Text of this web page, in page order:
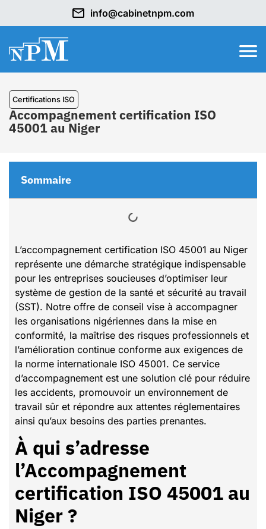
info@cabinetnpm.com
Certifications ISO
Accompagnement certification ISO
45001 au Niger
L’accompagnement certification ISO 45001 au Niger
représente une démarche stratégique indispensable
pour les entreprises soucieuses d’optimiser leur
système de gestion de la santé et sécurité au travail
(SST). Notre offre de conseil vise à accompagner
les organisations nigériennes dans la mise en
conformité, la maîtrise des risques professionnels et
l’amélioration continue conforme aux exigences de
la norme internationale ISO 45001. Ce service
d’accompagnement est une solution clé pour réduire
les accidents, promouvoir un environnement de
travail sûr et répondre aux attentes réglementaires
ainsi qu’aux besoins des parties prenantes.
À qui s’adresse
l’Accompagnement
certification ISO 45001 au
Niger ?
Sommaire